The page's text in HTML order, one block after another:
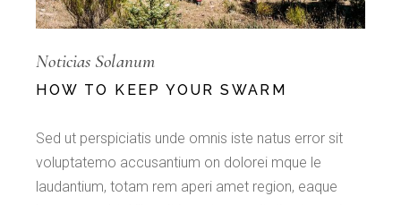
Noticias Solanum
HOW TO KEEP YOUR SWARM
Sed ut perspiciatis unde omnis iste natus error sit
voluptatemo accusantium on dolorei mque le
laudantium, totam rem aperi amet region, eaque